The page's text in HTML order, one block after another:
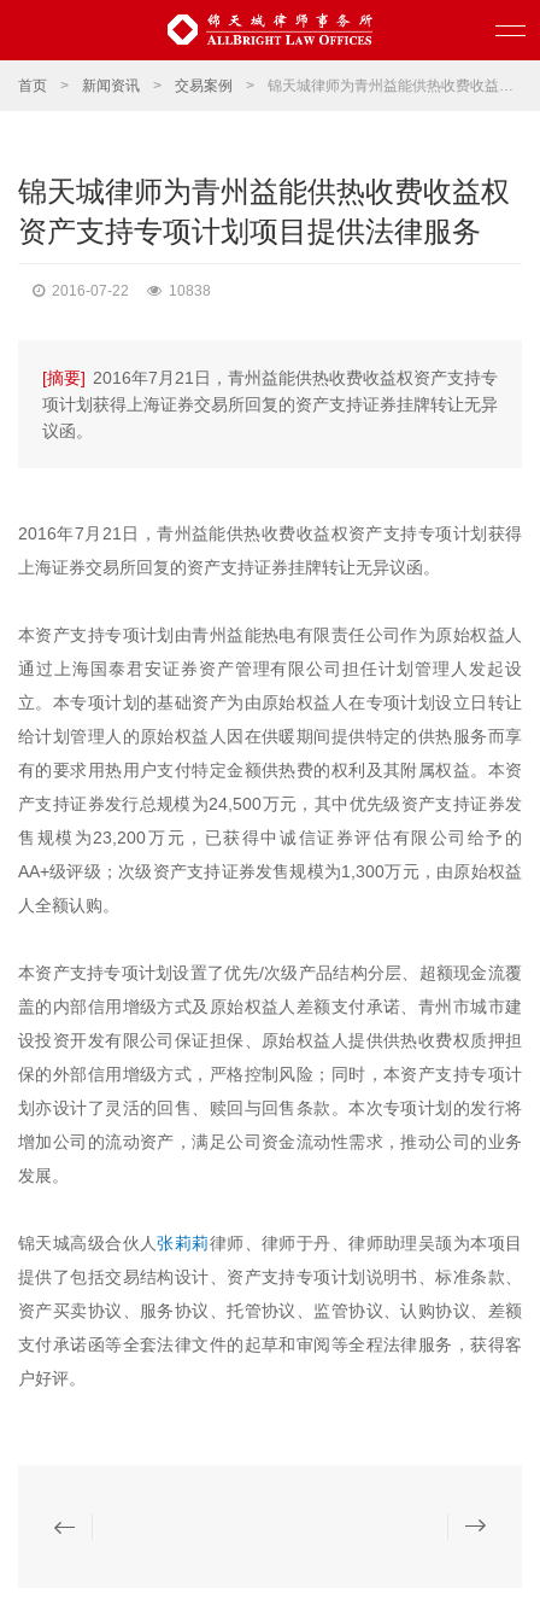
首页 > 新闻资讯 > 交易案例 > 锦天城律师为青州益能供热收费收益权资产支持专项计划项目提供法律服务
锦天城律师为青州益能供热收费收益权
资产支持专项计划项目提供法律服务
2016-07-22 10838
[摘要] 2016年7月21日，青州益能供热收费收益权资产支持专
项计划获得上海证券交易所回复的资产支持证券挂牌转让无异
议函。
2016年7月21日，青州益能供热收费收益权资产支持专项计划获得
上海证券交易所回复的资产支持证券挂牌转让无异议函。
本资产支持专项计划由青州益能热电有限责任公司作为原始权益人
通过上海国泰君安证券资产管理有限公司担任计划管理人发起设
立。本专项计划的基础资产为由原始权益人在专项计划设立日转让
给计划管理人的原始权益人因在供暖期间提供特定的供热服务而享
有的要求用热用户支付特定金额供热费的权利及其附属权益。本资
产支持证券发行总规模为24,500万元，其中优先级资产支持证券发
售规模为23,200万元，已获得中诚信证券评估有限公司给予的
AA+级评级；次级资产支持证券发售规模为1,300万元，由原始权益
人全额认购。
本资产支持专项计划设置了优先/次级产品结构分层、超额现金流覆
盖的内部信用增级方式及原始权益人差额支付承诺、青州市城市建
设投资开发有限公司保证担保、原始权益人提供供热收费权质押担
保的外部信用增级方式，严格控制风险；同时，本资产支持专项计
划亦设计了灵活的回售、赎回与回售条款。本次专项计划的发行将
增加公司的流动资产，满足公司资金流动性需求，推动公司的业务
发展。
锦天城高级合伙人张莉莉律师、律师于丹、律师助理吴颉为本项目
提供了包括交易结构设计、资产支持专项计划说明书、标准条款、
资产买卖协议、服务协议、托管协议、监管协议、认购协议、差额
支付承诺函等全套法律文件的起草和审阅等全程法律服务，获得客
户好评。